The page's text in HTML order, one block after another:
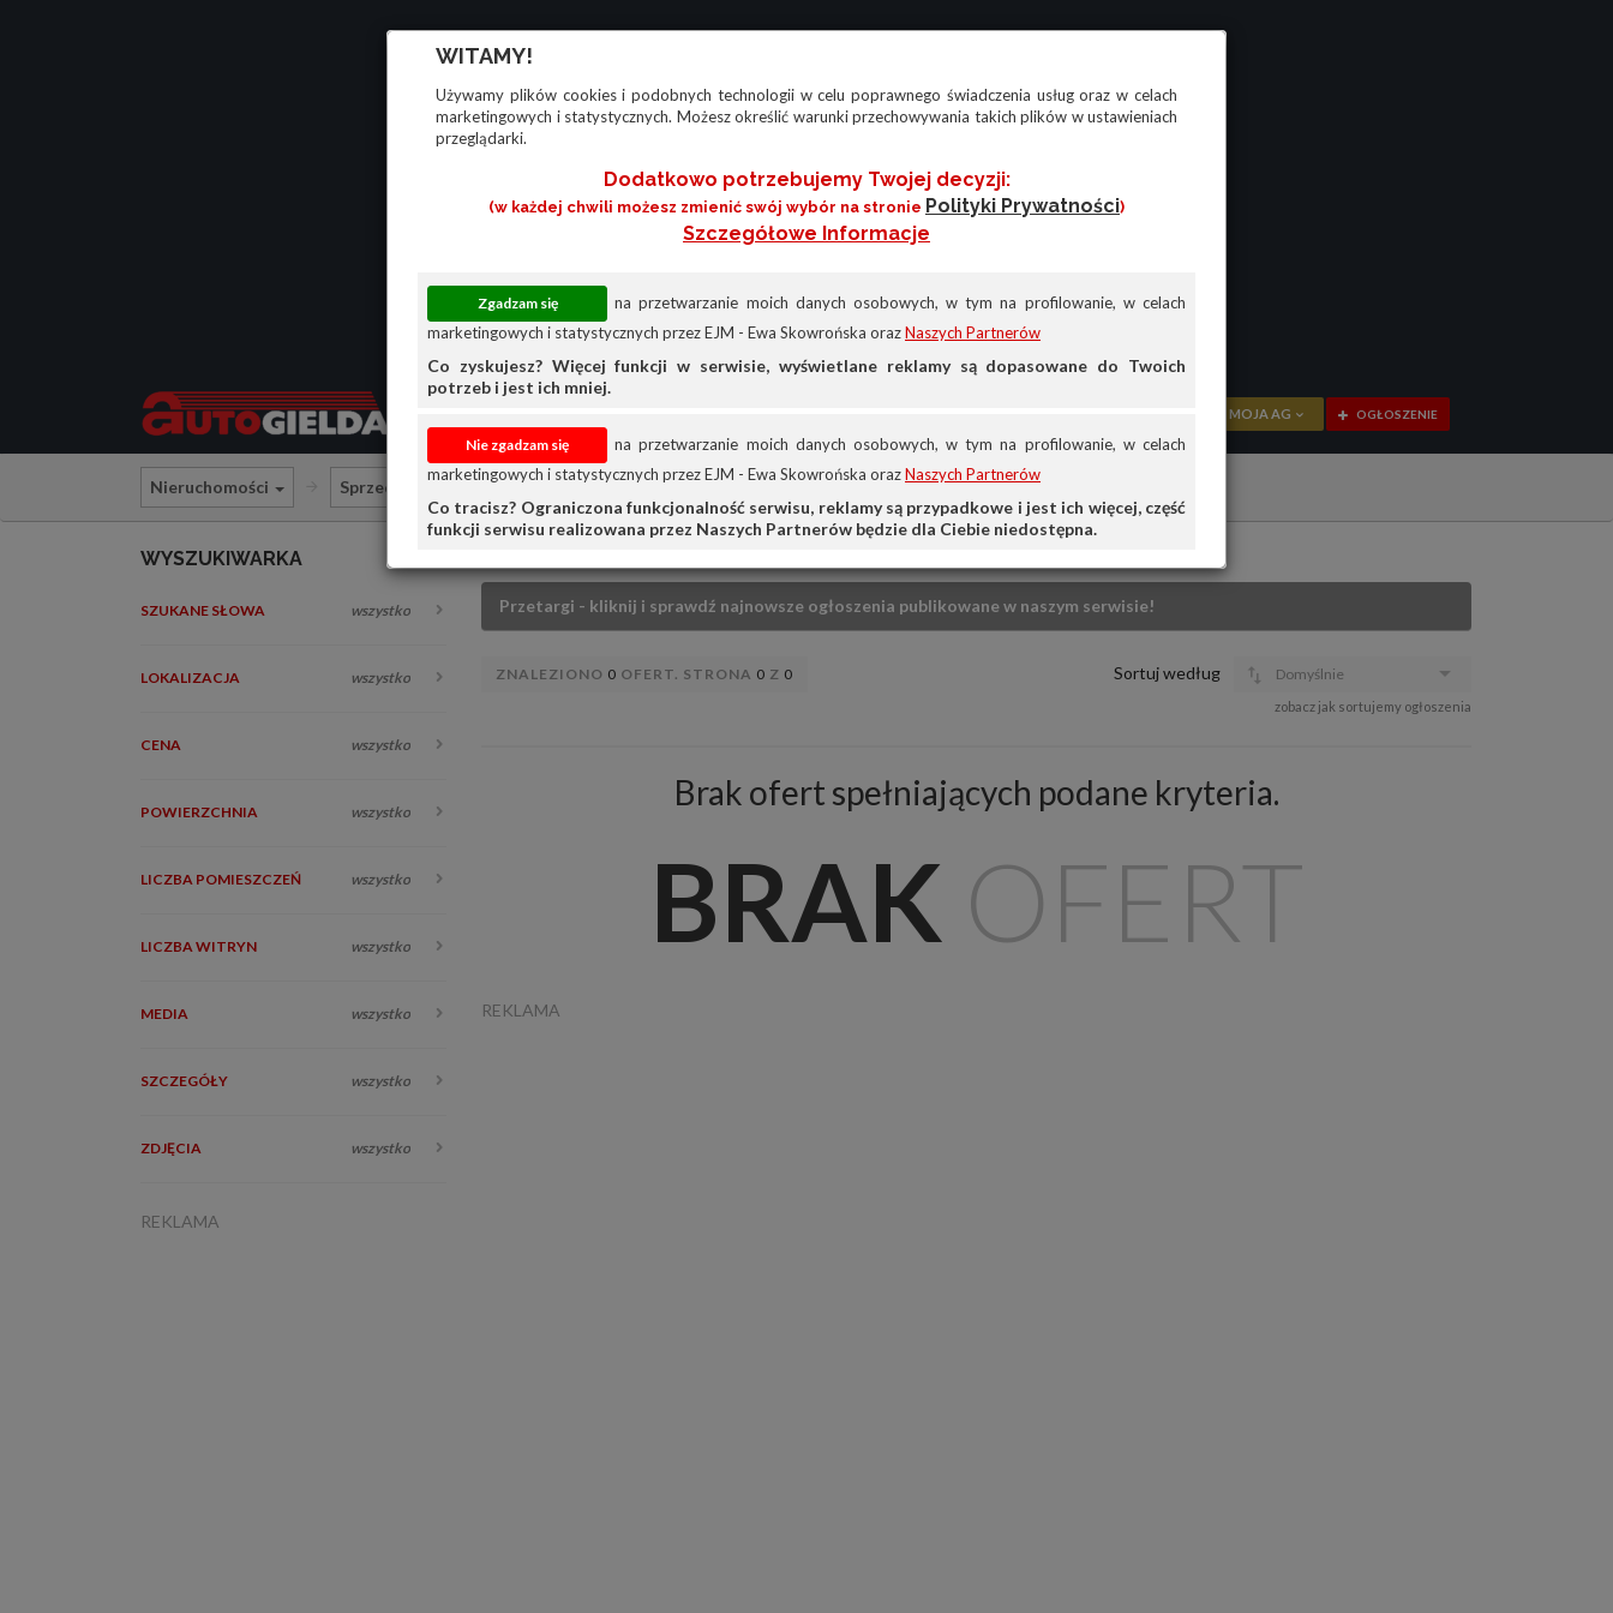
WITAMY!
Używamy plików cookies i podobnych technologii w celu poprawnego świadczenia usług oraz w celach
marketingowych i statystycznych. Możesz określić warunki przechowywania takich plików w ustawieniach
przeglądarki.
Dodatkowo potrzebujemy Twojej decyzji:
(w każdej chwili możesz zmienić swój wybór na stronie Polityki Prywatności)
Szczegółowe Informacje
na przetwarzanie moich danych osobowych, w tym na profilowanie, w celach
marketingowych i statystycznych przez EJM - Ewa Skowrońska orazNaszych Partnerów
Co zyskujesz? Więcej funkcji w serwisie, wyświetlane reklamy są dopasowane do Twoich
potrzeb i jest ich mniej.
na przetwarzanie moich danych osobowych, w tym na profilowanie, w celach
marketingowych i statystycznych przez EJM - Ewa Skowrońska orazNaszych Partnerów
Co tracisz? Ograniczona funkcjonalność serwisu, reklamy są przypadkowe i jest ich więcej, część
funkcji serwisu realizowana przez Naszych Partnerów będzie dla Ciebie niedostępna.
MOJA AG
PRZEGLĄD
DOŁADUJ KONTO
OGŁOSZENIE
Nieruchomości Sprzedam Lokale Inne
WYSZUKIWARKA
SZUKANE SŁOWA wszystko
LOKALIZACJA wszystko
CENA wszystko
POWIERZCHNIA wszystko
LICZBA POMIESZCZEŃ wszystko
LICZBA WITRYN wszystko
MEDIA wszystko
SZCZEGÓŁY wszystko
ZDJĘCIA wszystko
REKLAMA
Przetargi - kliknij i sprawdź najnowsze ogłoszenia publikowane w naszym serwisie!
ZNALEZIONO 0 OFERT. STRONA 0 Z 0 Sortuj według Domyślnie
zobacz jak sortujemy ogłoszenia
Brak ofert spełniających podane kryteria.
BRAK OFERT
REKLAMA